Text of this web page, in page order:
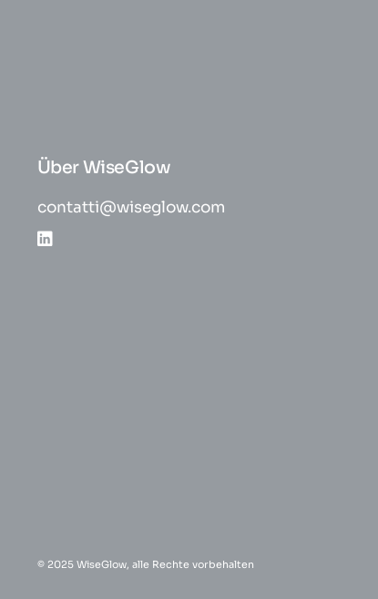
Über WiseGlow
contatti@wiseglow.com
© 2025 WiseGlow, alle Rechte vorbehalten